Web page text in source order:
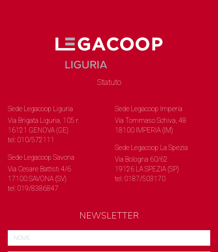
Statuto
Sede Legacoop Liguria
Via Brigata Liguria, 105 r.
16121 GENOVA (GE)
tel: 010/572111
Sede Legacoop Savona
Via Cesare Battisti 4/6
17100 SAVONA (SV)
tel: 019/8386847
Sede Legacoop Imperia
Via Tommaso Schiva, 48
18100 IMPERIA (IM)
Sede Legacoop La Spezia
Via Bologna 60/62
19126 LA SPEZIA (SP)
tel: 0187/503170
NEWSLETTER